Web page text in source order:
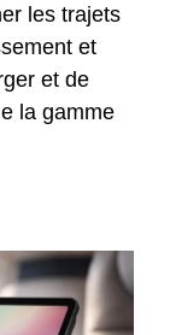
les trajets
et
et de
la gamme